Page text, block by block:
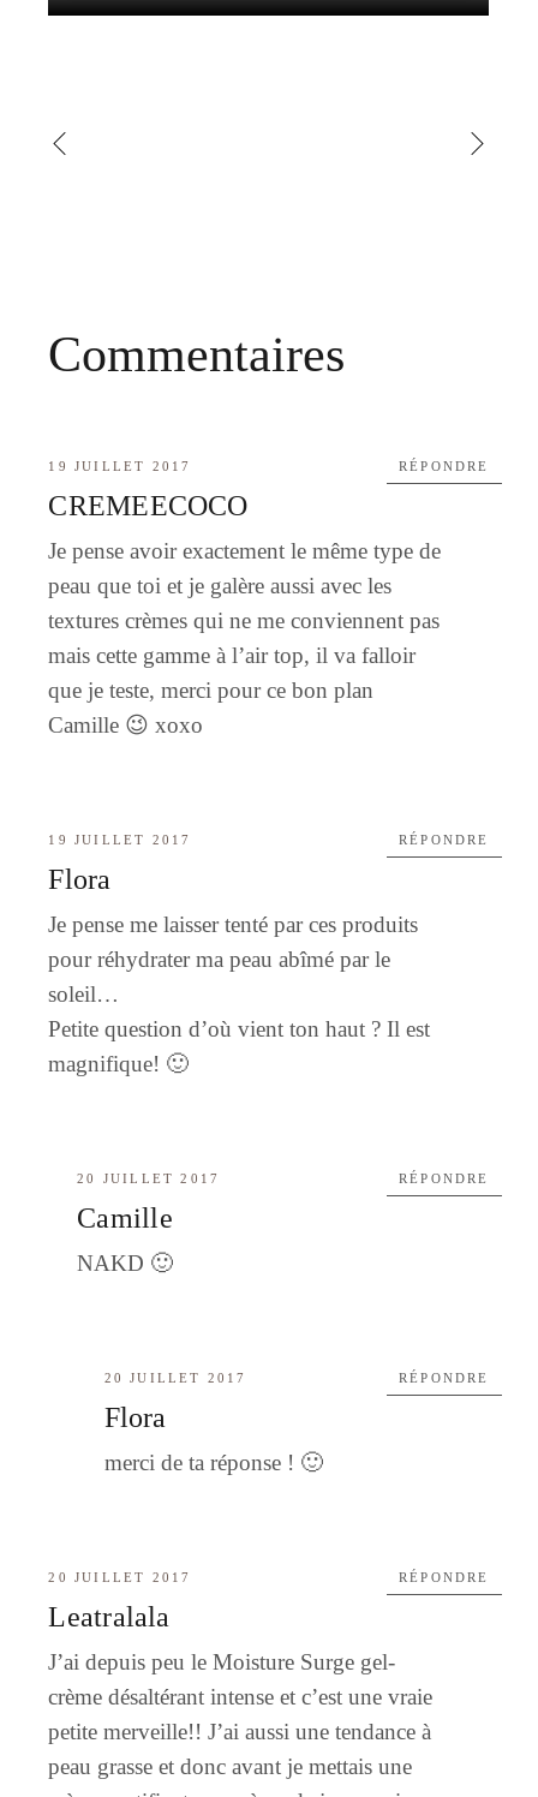
Commentaires
19 JUILLET 2017
CREMEECOCO
Je pense avoir exactement le même type de
peau que toi et je galère aussi avec les
textures crèmes qui ne me conviennent pas
mais cette gamme à l’air top, il va falloir
que je teste, merci pour ce bon plan
Camille 😉 xoxo
RÉPONDRE
19 JUILLET 2017
Flora
Je pense me laisser tenté par ces produits
pour réhydrater ma peau abîmé par le
soleil…
Petite question d’où vient ton haut ? Il est
magnifique! 🙂
RÉPONDRE
20 JUILLET 2017
Camille
NAKD 🙂
RÉPONDRE
20 JUILLET 2017
Flora
merci de ta réponse ! 🙂
RÉPONDRE
20 JUILLET 2017
Leatralala
J’ai depuis peu le Moisture Surge gel-
crème désaltérant intense et c’est une vraie
petite merveille!! J’ai aussi une tendance à
peau grasse et donc avant je mettais une
RÉPONDRE